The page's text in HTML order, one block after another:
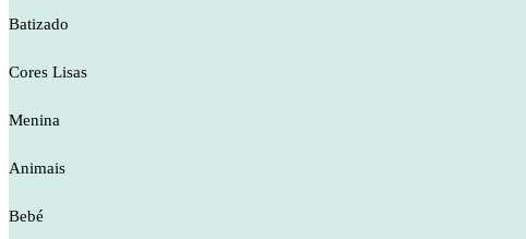
Batizado
Cores Lisas
Menina
Animais
Bebé